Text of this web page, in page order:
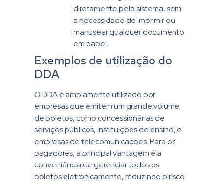
diretamente pelo sistema, sem
a necessidade de imprimir ou
manusear qualquer documento
em papel.
Exemplos de utilização do
DDA
O DDA é amplamente utilizado por
empresas que emitem um grande volume
de boletos, como concessionárias de
serviços públicos, instituições de ensino, e
empresas de telecomunicações. Para os
pagadores, a principal vantagem é a
conveniência de gerenciar todos os
boletos eletronicamente, reduzindo o risco